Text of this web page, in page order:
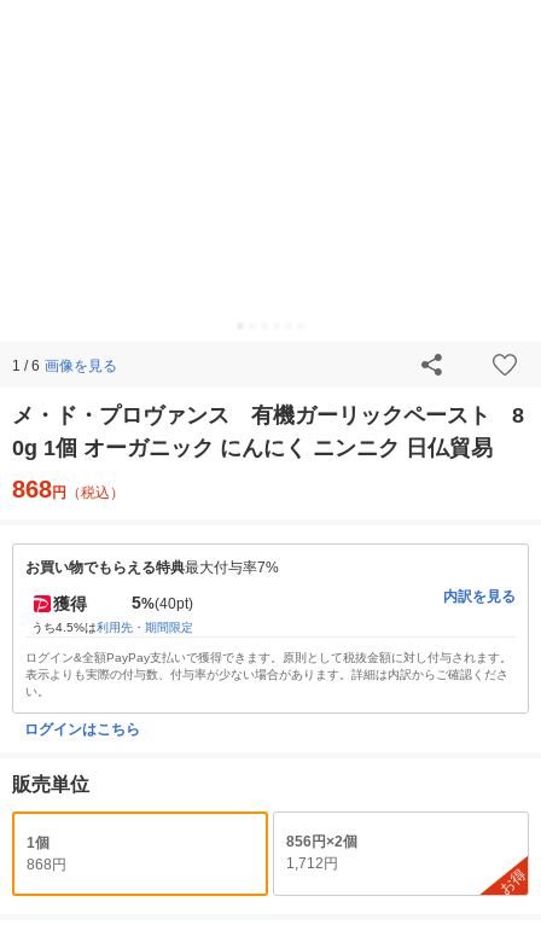
1 / 6 画像を見る
メ・ド・プロヴァンス 有機ガーリックペースト 8
0g 1個 オーガニック にんにく ニンニク 日仏貿易
868円 （税込）
お買い物でもらえる特典最大付与率7%
獲得 5%(40pt)
うち4.5%は利用先・期間限定
内訳を見る
ログイン&全額PayPay支払いで獲得できます。原則として税抜金額に対し付与されます。
表示よりも実際の付与数、付与率が少ない場合があります。詳細は内訳からご確認くださ
い。
ログインはこちら
販売単位
1個
868円
856円×2個
1,712円
お得